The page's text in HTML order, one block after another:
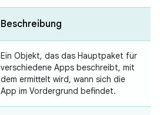
Beschreibung
Ein Objekt, das das Hauptpaket für
verschiedene Apps beschreibt, mit
dem ermittelt wird, wann sich die
App im Vordergrund befindet.